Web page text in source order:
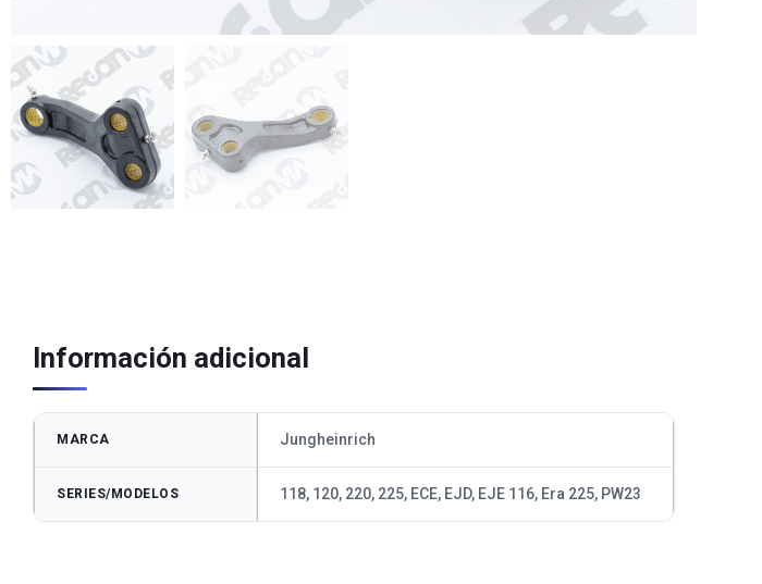
Información adicional
MARCA Jungheinrich
SERIES/MODELOS 118, 120, 220, 225, ECE, EJD, EJE 116, Era 225, PW23